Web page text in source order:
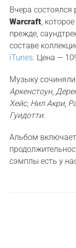
Вчера
Warcraft ,
прежде,
составе
iTunes. Цена —
Музыку
Аркенстоун,
Хейс, Нил Акри,
Гуидотти.
Альбом
сэмплы есть у